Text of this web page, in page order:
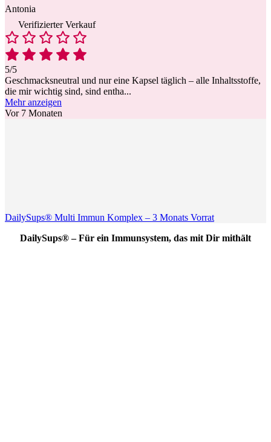
Antonia
Verifizierter Verkauf
5/5
Geschmacksneutral und nur eine Kapsel täglich – alle Inhaltsstoffe,
die mir wichtig sind, sind entha...
Mehr anzeigen
Vor 7 Monaten
DailySups® Multi Immun Komplex – 3 Monats Vorrat
DailySups® – Für ein Immunsystem, das mit Dir mithält